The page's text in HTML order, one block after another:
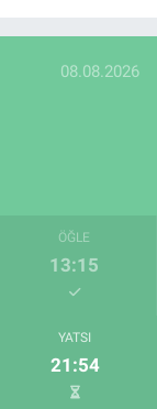
08.08.2026
ÖĞLE
13:15
YATSI
21:54